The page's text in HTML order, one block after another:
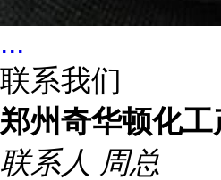
...
联系我们
郑州奇华顿化工
联系人 周总